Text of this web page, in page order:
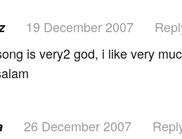
19 December 2007
is very2 god, i like very
26 December 2007